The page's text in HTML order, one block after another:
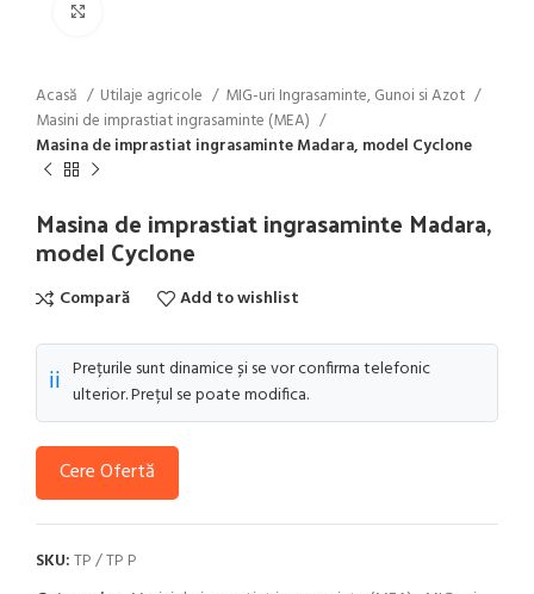
Acasă Utilaje agricole
MIG-uri Ingrasaminte, Gunoi si Azot
Masini de imprastiat ingrasaminte (MEA)
Masina de imprastiat ingrasaminte Madara, model Cyclone
Masina de imprastiat ingrasaminte Madara,
model Cyclone
Compară Add to wishlist
ℹ️ Prețurile sunt dinamice și se vor confirma telefonic
ulterior. Prețul se poate modifica.
Cere Ofertă
SKU:TP / TP P